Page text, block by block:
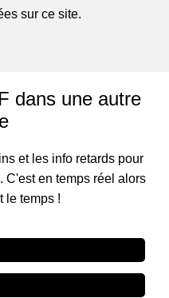
sur ce site.
dans une autre
et les info retards pour
C'est en temps réel alors
le temps !